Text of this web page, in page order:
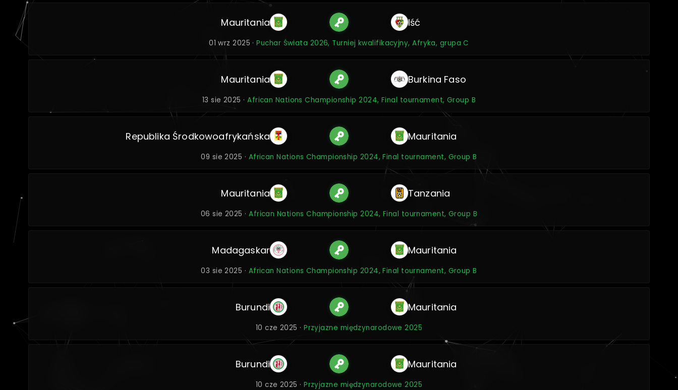
Mauritania Iść
01 wrz 2025 ·Puchar Świata 2026, Turniej kwalifikacyjny, Afryka, grupa C
Mauritania Burkina Faso
13 sie 2025 ·African Nations Championship 2024, Final tournament, Group B
Republika Środkowoafrykańska Mauritania
09 sie 2025 · African Nations Championship 2024, Final tournament, Group B
Mauritania Tanzania
06 sie 2025 ·African Nations Championship 2024, Final tournament, Group B
Madagaskar Mauritania
03 sie 2025 · African Nations Championship 2024, Final tournament, Group B
Burundi Mauritania
10 cze 2025 ·Przyjazne międzynarodowe 2025
Burundi Mauritania
10 cze 2025 ·Przyjazne międzynarodowe 2025